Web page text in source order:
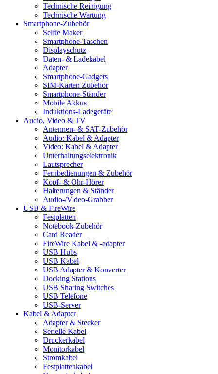
Technische Reinigung
Technische Wartung
Smartphone-Zubehör
Selfie Maker
Smartphone-Taschen
Displayschutz
Daten- & Ladekabel
Adapter
Smartphone-Gadgets
SIM-Karten Zubehör
Smartphone-Ständer
Mobile Akkus
Induktions-Ladegeräte
Audio, Video & TV
Antennen- & SAT-Zubehör
Audio: Kabel & Adapter
Video: Kabel & Adapter
Unterhaltungselektronik
Lautsprecher
Fernbedienungen & Zubehör
Kopf- & Ohr-Hörer
Halterungen & Ständer
Audio-/Video-Grabber
USB & FireWire
Festplatten
Notebook-Zubehör
Card Reader
FireWire Kabel & -adapter
USB Hubs
USB Kabel
USB Adapter & Konverter
Docking Stations
USB Sharing Switches
USB Telefone
USB-Server
Kabel & Adapter
Adapter & Stecker
Serielle Kabel
Druckerkabel
Monitorkabel
Stromkabel
Festplattenkabel